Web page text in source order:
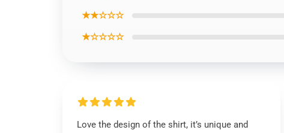
★★☆☆☆
★☆☆☆☆
Love the design of the shirt, it’s unique and